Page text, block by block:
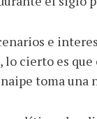
e
lo cierto es
toma una